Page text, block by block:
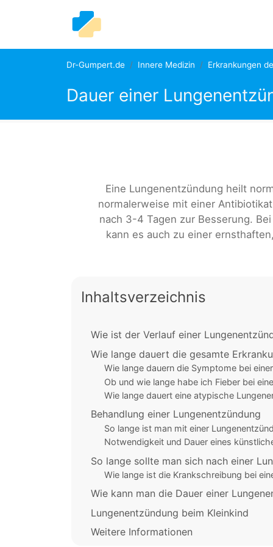
Dr-Gumpert.de Innere Medizin Erkrankungen
Dauer einer
Eine Lungenentzündung heilt
normalerweise mit einer
nach 3-4 Tagen zur Besserung.
kann es auch zu einer
Inhaltsverzeichnis
Wie ist der Verlauf einer
Wie lange dauert die gesamte
Wie lange dauern die Symptome bei
Ob und wie lange habe ich Fieber bei
Wie lange dauert eine atypische
Behandlung einer Lungenentzündung
So lange ist man mit einer
Notwendigkeit und Dauer eines
So lange sollte man sich nach einer
Wie lange ist die Krankschreibung bei
Wie kann man die Dauer einer
Lungenentzündung beim Kleinkind
Weitere Informationen